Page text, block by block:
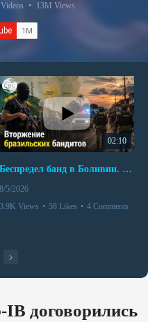
• 13M Views
02:10
Беспредел банд в Боливии. Расправы над наркоторговцами
8/5/2026
3.9K Views • 58 Likes • 4 Comments
IB договорились